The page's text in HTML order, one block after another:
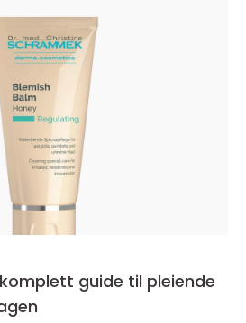
guide til pleiende